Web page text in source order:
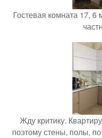
Гостевая комната 17, 6
Жду критику.
поэтому стены, полы,